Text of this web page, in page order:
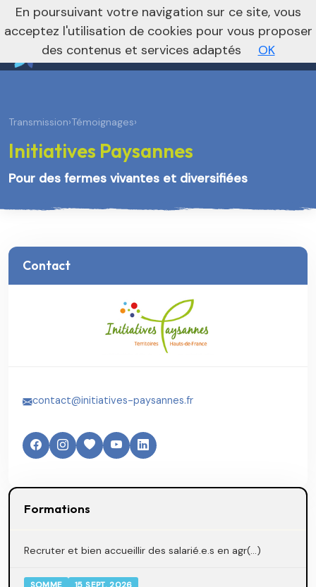
Vers le site national
nivo_2026: 1
Transmission›Témoignages›
Initiatives Paysannes
Pour des fermes vivantes et diversifiées
Contact
contact@initiatives-paysannes.fr
Formations
Recruter et bien accueillir des salarié.e.s en agr(...)
En poursuivant votre navigation sur ce site, vous
acceptez l'utilisation de cookies pour vous proposer
des contenus et services adaptés
OK